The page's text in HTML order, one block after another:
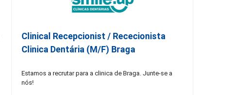
Clinical Recepcionist / Rececionista
Clinica Dentária (M/F) Braga
Estamos a recrutar para a clinica de Braga. Junte-se a
nós!